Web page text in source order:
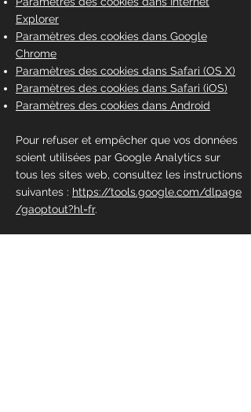
Explorer
Paramètres des cookies dans Google
Chrome
Paramètres des cookies dans Safari (OS X)
Paramètres des cookies dans Safari (iOS)
Paramètres des cookies dans Android
Pour refuser et empêcher que vos données
soient utilisées par Google Analytics sur
tous les sites web, consultez les instructions
suivantes : https://tools.google.com/dlpage
/gaoptout?hl=fr.